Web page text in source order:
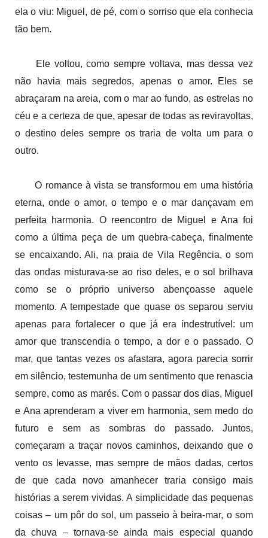
ela o viu: Miguel, de pé, com o sorriso que ela conhecia
tão bem.
Ele voltou, como sempre voltava, mas dessa vez
não havia mais segredos, apenas o amor. Eles se
abraçaram na areia, com o mar ao fundo, as estrelas no
céu e a certeza de que, apesar de todas as reviravoltas,
o destino deles sempre os traria de volta um para o
outro.
O romance à vista se transformou em uma história
eterna, onde o amor, o tempo e o mar dançavam em
perfeita harmonia. O reencontro de Miguel e Ana foi
como a última peça de um quebra-cabeça, finalmente
se encaixando. Ali, na praia de Vila Regência, o som
das ondas misturava-se ao riso deles, e o sol brilhava
como se o próprio universo abençoasse aquele
momento. A tempestade que quase os separou serviu
apenas para fortalecer o que já era indestrutível: um
amor que transcendia o tempo, a dor e o passado. O
mar, que tantas vezes os afastara, agora parecia sorrir
em silêncio, testemunha de um sentimento que renascia
sempre, como as marés. Com o passar dos dias, Miguel
e Ana aprenderam a viver em harmonia, sem medo do
futuro e sem as sombras do passado. Juntos,
começaram a traçar novos caminhos, deixando que o
vento os levasse, mas sempre de mãos dadas, certos
de que cada novo amanhecer traria consigo mais
histórias a serem vividas. A simplicidade das pequenas
coisas – um pôr do sol, um passeio à beira-mar, o som
da chuva – tornava-se ainda mais especial quando